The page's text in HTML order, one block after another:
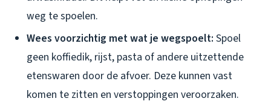
weg te spoelen.
Wees voorzichtig met wat je wegspoelt: Spoel
geen koffiedik, rijst, pasta of andere uitzettende
etenswaren door de afvoer. Deze kunnen vast
komen te zitten en verstoppingen veroorzaken.